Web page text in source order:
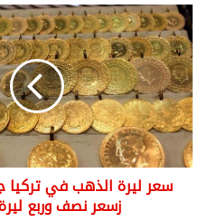
سعر
ليرة
الذهب
في
تركيا
جمهوريات
/
زينات
زسعر
نصفسعر ليرة الذهب في تركيا
زسعر نصف وربع